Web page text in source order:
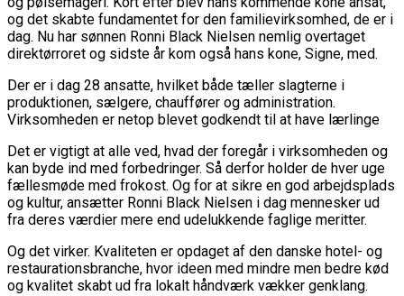
og det skabte fundamentet for den familievirksomhed, de er i
dag. Nu har sønnen Ronni Black Nielsen nemlig overtaget
direktørroret og sidste år kom også hans kone, Signe, med.
Der er i dag 28 ansatte, hvilket både tæller slagterne i
produktionen, sælgere, chauffører og administration.
Virksomheden er netop blevet godkendt til at have lærlinge
Det er vigtigt at alle ved, hvad der foregår i virksomheden og
kan byde ind med forbedringer. Så derfor holder de hver uge
fællesmøde med frokost. Og for at sikre en god arbejdsplads
og kultur, ansætter Ronni Black Nielsen i dag mennesker ud
fra deres værdier mere end udelukkende faglige meritter.
Og det virker. Kvaliteten er opdaget af den danske hotel- og
restaurationsbranche, hvor ideen med mindre men bedre kød
og kvalitet skabt ud fra lokalt håndværk vækker genklang.